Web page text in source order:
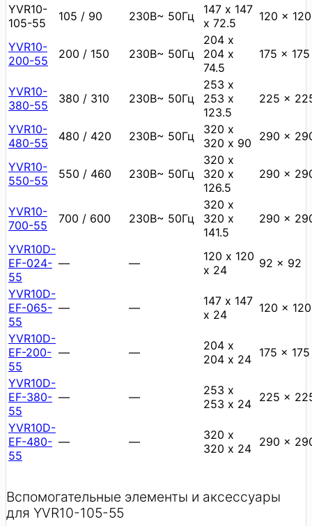
YVR10-
105-55
105 / 90 230В~ 50Гц
147 х 147
х 72.5
120 x 120
YVR10-
200-55
200 / 150 230В~ 50Гц
204 х
204 х
74.5
175 x 175
YVR10-
380-55
380 / 310 230В~ 50Гц
253 х
253 х
123.5
225 x
YVR10-
480-55
480 / 420 230В~ 50Гц
320 х
320 х 90
290 x
YVR10-
550-55
550 / 460 230В~ 50Гц
320 х
320 х
126.5
290 x
YVR10-
700-55
700 / 600 230В~ 50Гц
320 х
320 х
141.5
290 x
YVR10D-
EF-024-
55
— —
120 х 120
х 24
92 x 92
YVR10D-
EF-065-
55
— —
147 х 147
х 24
120 x 120
YVR10D-
EF-200-
55
— —
204 х
204 х 24 175 x 175
YVR10D-
EF-380-
55
— —
253 х
253 х 24 225 x
YVR10D-
EF-480-
55
— —
320 х
320 х 24 290 x
Вспомогательные элементы и аксессуары
для YVR10-105-55